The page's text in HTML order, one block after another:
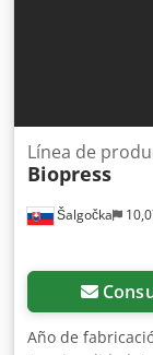
Šalgočka
Línea de
Biopress
Año de